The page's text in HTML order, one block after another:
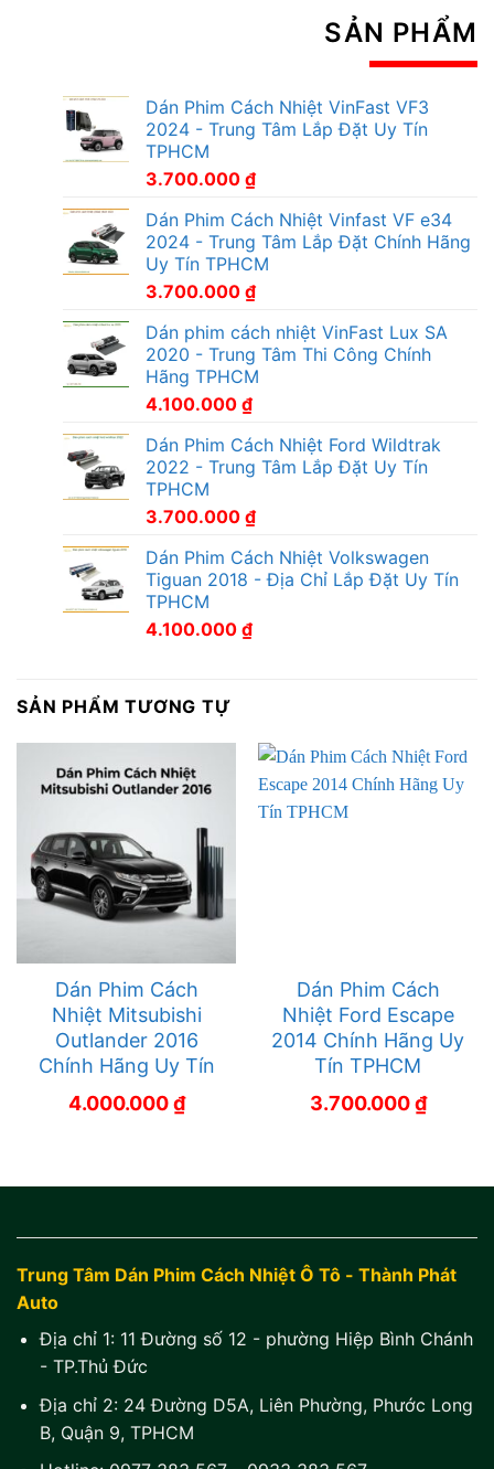
SẢN PHẨM
Dán Phim Cách Nhiệt VinFast VF3
2024 - Trung Tâm Lắp Đặt Uy Tín
TPHCM
3.700.000 ₫
Dán Phim Cách Nhiệt Vinfast VF e34
2024 - Trung Tâm Lắp Đặt Chính Hãng
Uy Tín TPHCM
3.700.000 ₫
Dán phim cách nhiệt VinFast Lux SA
2020 - Trung Tâm Thi Công Chính
Hãng TPHCM
4.100.000 ₫
Dán Phim Cách Nhiệt Ford Wildtrak
2022 - Trung Tâm Lắp Đặt Uy Tín
TPHCM
3.700.000 ₫
Dán Phim Cách Nhiệt Volkswagen
Tiguan 2018 - Địa Chỉ Lắp Đặt Uy Tín
TPHCM
4.100.000 ₫
SẢN PHẨM TƯƠNG TỰ
Dán Phim Cách
Nhiệt Mitsubishi
Outlander 2016
Chính Hãng Uy Tín
4.000.000₫
Dán Phim Cách
Nhiệt Ford Escape
2014 Chính Hãng Uy
Tín TPHCM
3.700.000₫
Trung Tâm Dán Phim Cách Nhiệt Ô Tô - Thành Phát
Auto
Địa chỉ 1: 11 Đường số 12 - phường Hiệp Bình Chánh
- TP.Thủ Đức
Địa chỉ 2: 24 Đường D5A, Liên Phường, Phước Long
B, Quận 9, TPHCM